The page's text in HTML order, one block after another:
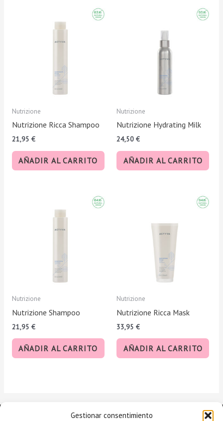
Gestionar consentimiento
Nutrizione
Nutrizione Ricca Shampoo
21,95 €
AÑADIR AL CARRITO
Nutrizione
Nutrizione Hydrating Milk
24,50 €
AÑADIR AL CARRITO
Nutrizione
Nutrizione Shampoo
21,95 €
AÑADIR AL CARRITO
Nutrizione
Nutrizione Ricca Mask
33,95 €
AÑADIR AL CARRITO